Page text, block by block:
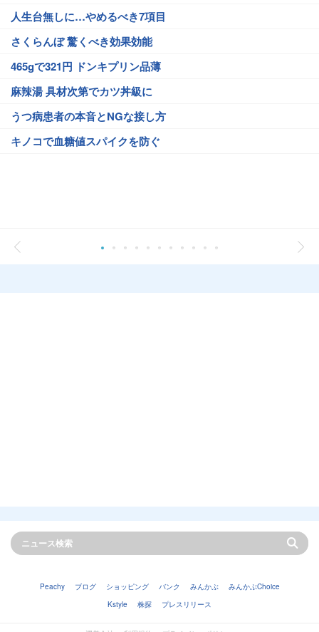
人生台無しに…やめるべき7項目
さくらんぼ 驚くべき効果効能
465gで321円 ドンキプリン品薄
麻辣湯 具材次第でカツ丼級に
うつ病患者の本音とNGな接し方
キノコで血糖値スパイクを防ぐ
Peachy ブログ ショッピング バンク みんかぶ
みんかぶChoice
Kstyle
株探 プレスリリース